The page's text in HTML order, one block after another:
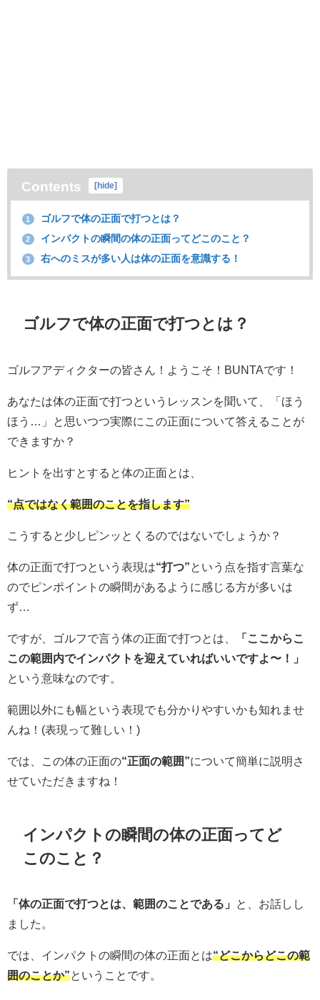
Contents [hide]
1 ゴルフで体の正面で打つとは？
2 インパクトの瞬間の体の正面ってどこのこと？
3 右へのミスが多い人は体の正面を意識する！
ゴルフで体の正面で打つとは？
ゴルフアディクターの皆さん！ようこそ！BUNTAです！
あなたは体の正面で打つというレッスンを聞いて、「ほう
ほう…」と思いつつ実際にこの正面について答えることが
できますか？
ヒントを出すとすると体の正面とは、
“点ではなく範囲のことを指します”
こうすると少しピンッとくるのではないでしょうか？
体の正面で打つという表現は“打つ” という点を指す言葉な
のでピンポイントの瞬間があるように感じる方が多いは
ず…
ですが、ゴルフで言う体の正面で打つとは、
「ここからこ
この範囲内でインパクトを迎えていればいいですよ〜！」
という意味なのです。
範囲以外にも幅という表現でも分かりやすいかも知れませ
んね！(表現って難しい！)
では、この体の正面の“正面の範囲”について簡単に説明さ
せていただきますね！
インパクトの瞬間の体の正面ってど
このこと？
「体の正面で打つとは、範囲のことである」
と、お話しし
ました。
では、インパクトの瞬間の体の正面とは“どこからどこの範
囲のことか”ということです。